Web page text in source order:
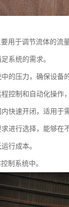
用于调节流体的流
系统的需求。
的压力，确保设备
控制和自动化操作
快速开闭，适用于
进行选择，能够在
行成本。
制系统中。